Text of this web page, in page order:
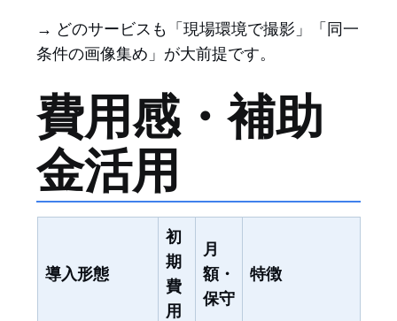
→ どのサービスも「現場環境で撮影」「同一
条件の画像集め」が大前提です。
費用感・補助
金活用
導入形態
初
期
費
用
月
額・
保守
特徴